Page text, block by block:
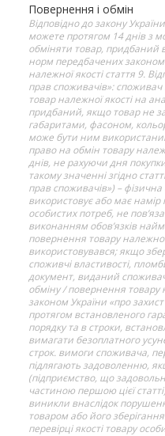
Повернення і обмін
Відповідно до закону
можете протягом 14 днів з
обміняти товар, придбаний
норм передбачених
належної якості стаття 9.
прав споживачів»:
товар належної якості на
придбаний, якщо товар не
габаритами, фасоном,
може бути ним
право на обмін товару
днів, не рахуючи дня
такому значенні згідно
прав споживачів») –
використовує або має
особистих потреб, не
виконанням обов’язків
повернення товару
використовувався; якщо
споживчі властивості,
документ, виданий
обміну / повернення товару
законом України «про
протягом встановленого
порядку та в строки,
вимагати безоплатного
строк. вимоги споживача,
підлягають задоволенню,
(підприємство, що
частиною першою цієї
виникли внаслідок
товаром або його
перевірці якості товару